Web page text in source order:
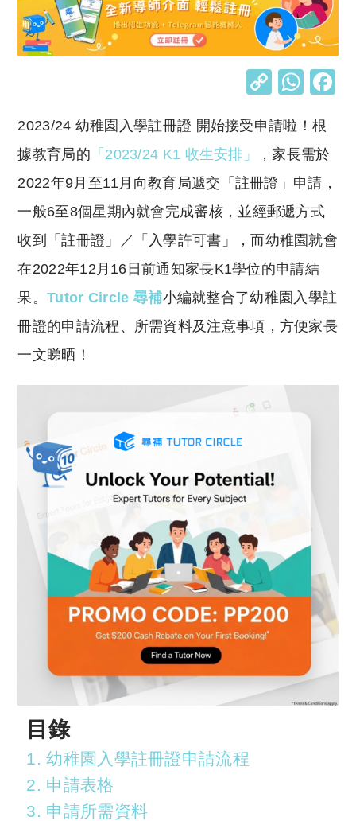
C
p
y
Li
n
k
W
at
s
A
p
p
2023/24 幼稚園入學註冊證 開始接受申請啦！根
據教育局的 「2023/24 K1 收生安排」
，家長需於
2022年9月至11月向教育局遞交「註冊證」申請，
一般6至8個星期內就會完成審核，並經郵遞方式
收到「註冊證」／「入學許可書」，而幼稚園就會
在2022年12月16日前通知家長K1學位的申請結
果。Tutor Circle 尋補小編就整合了幼稚園入學註
冊證的申請流程、所需資料及注意事項，方便家長
一文睇晒！
目錄
1. 幼稚園入學註冊證申請流程
2. 申請表格
3. 申請所需資料